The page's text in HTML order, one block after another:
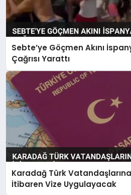
Sebte’ye Göçmen Akını
Çağrısı Yarattı
Karadağ Türk Vatandaşlarına
İtibaren Vize Uygulayacak